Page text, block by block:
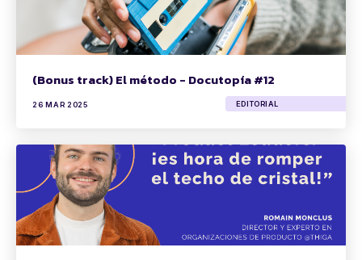
(Bonus track) El método - Docutopía #12
26 MAR 2025 EDITORIAL